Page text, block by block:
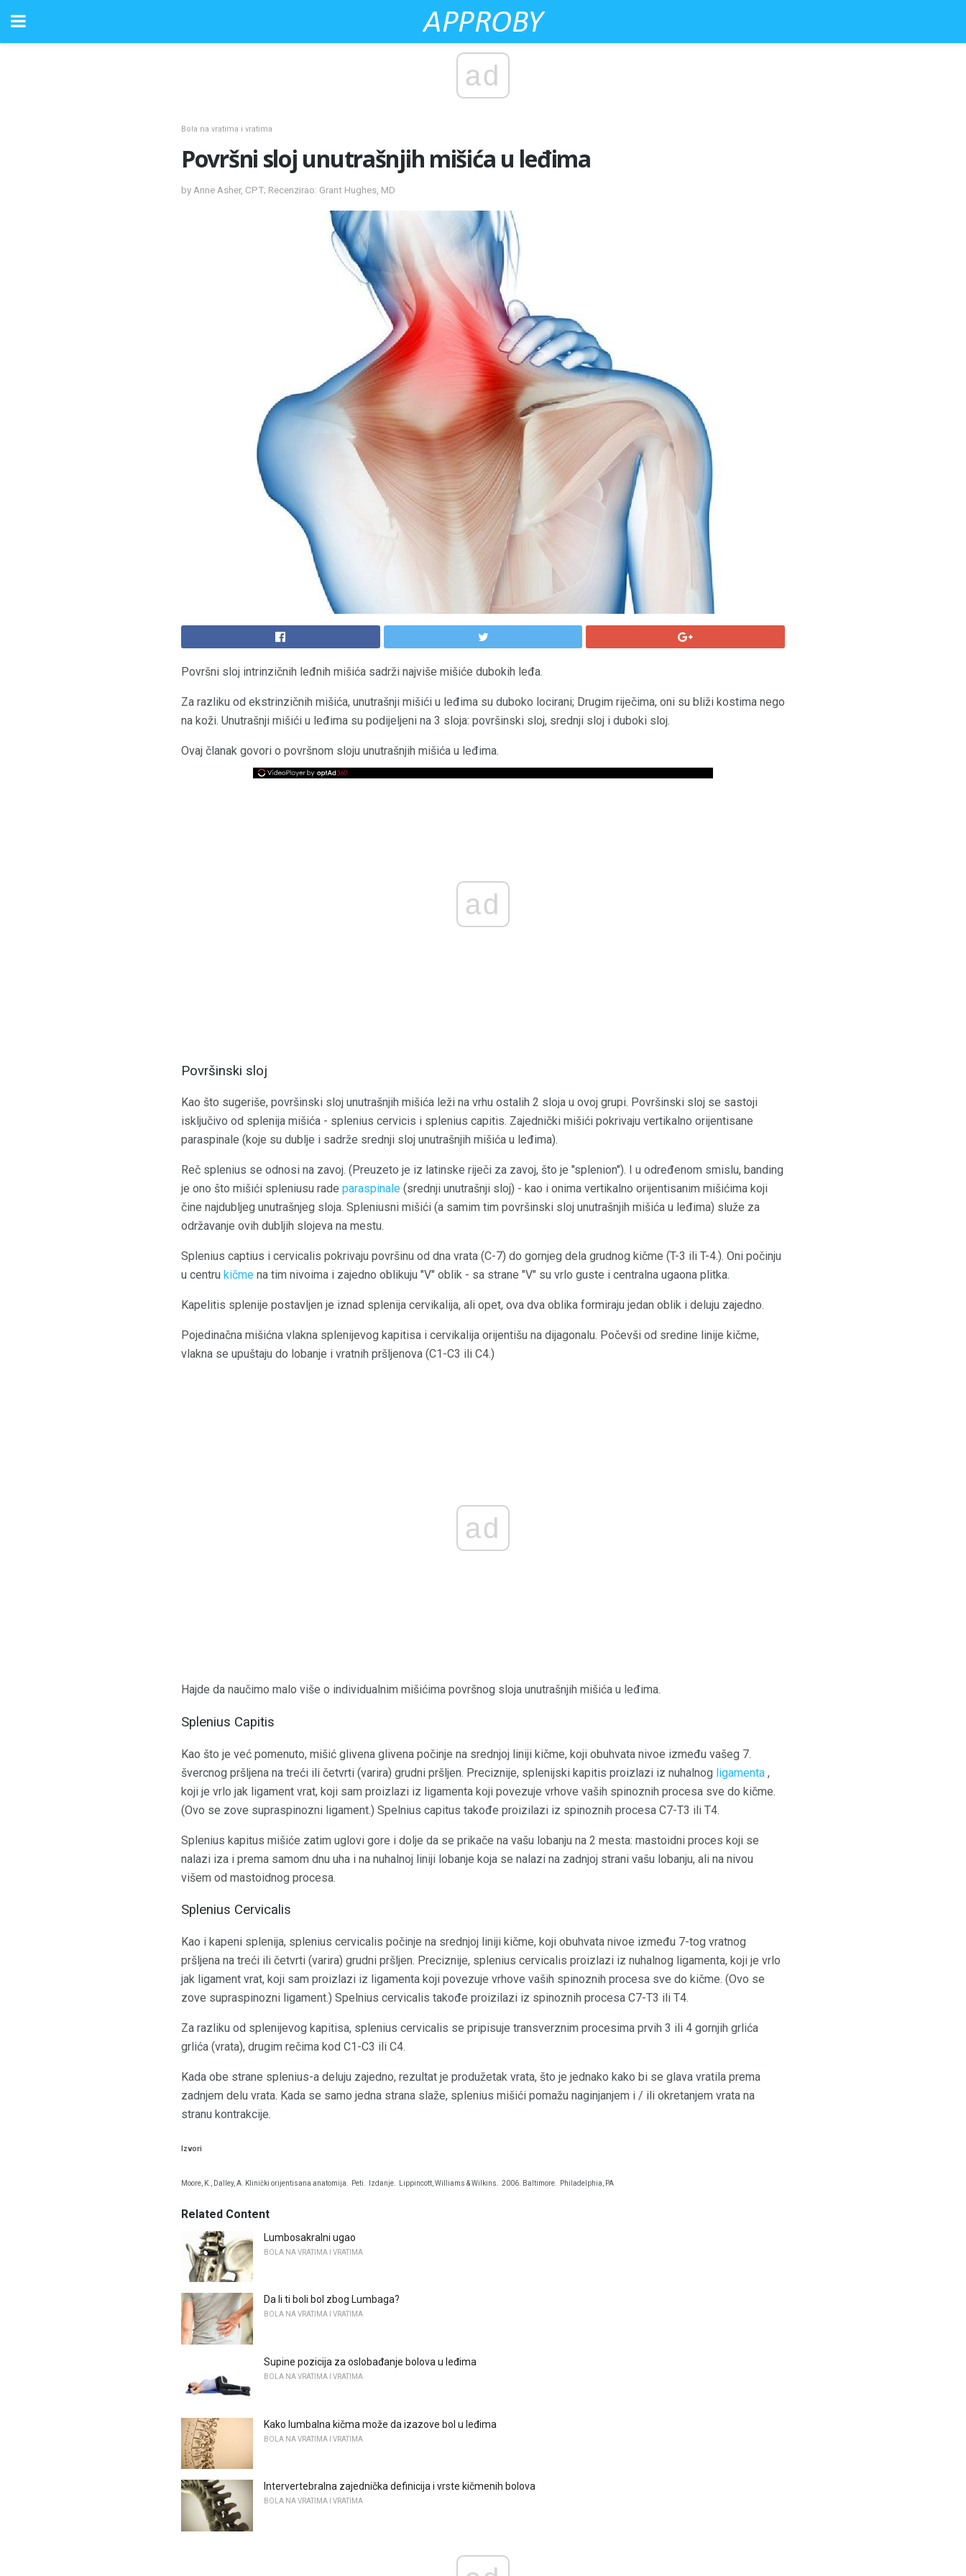
ad
Bola na vratima i vratima
Površni sloj unutrašnjih mišića u leđima
by Anne Asher, CPT; Recenzirao: Grant Hughes, MD
Površni sloj intrinzičnih leđnih mišića sadrži najviše mišiće dubokih leđa.
Za razliku od ekstrinzičnih mišića, unutrašnji mišići u leđima su duboko locirani; Drugim riječima, oni su bliži kostima nego
na koži. Unutrašnji mišići u leđima su podijeljeni na 3 sloja: površinski sloj, srednji sloj i duboki sloj.
Ovaj članak govori o površnom sloju unutrašnjih mišića u leđima.
ad
Površinski sloj
Kao što sugeriše, površinski sloj unutrašnjih mišića leži na vrhu ostalih 2 sloja u ovoj grupi. Površinski sloj se sastoji
isključivo od splenija mišića - splenius cervicis i splenius capitis. Zajednički mišići pokrivaju vertikalno orijentisane
paraspinale (koje su dublje i sadrže srednji sloj unutrašnjih mišića u leđima).
Reč splenius se odnosi na zavoj. (Preuzeto je iz latinske riječi za zavoj, što je "splenion"). I u određenom smislu, banding
je ono što mišići spleniusu rade paraspinale (srednji unutrašnji sloj) - kao i onima vertikalno orijentisanim mišićima koji
čine najdubljeg unutrašnjeg sloja. Spleniusni mišići (a samim tim površinski sloj unutrašnjih mišića u leđima) služe za
održavanje ovih dubljih slojeva na mestu.
Splenius captius i cervicalis pokrivaju površinu od dna vrata (C-7) do gornjeg dela grudnog kičme (T-3 ili T-4.). Oni počinju
u centru kičme na tim nivoima i zajedno oblikuju "V" oblik - sa strane "V" su vrlo guste i centralna ugaona plitka.
Kapelitis splenije postavljen je iznad splenija cervikalija, ali opet, ova dva oblika formiraju jedan oblik i deluju zajedno.
Pojedinačna mišićna vlakna splenijevog kapitisa i cervikalija orijentišu na dijagonalu. Počevši od sredine linije kičme,
vlakna se upuštaju do lobanje i vratnih pršljenova (C1-C3 ili C4.)
ad
Hajde da naučimo malo više o individualnim mišićima površnog sloja unutrašnjih mišića u leđima.
Splenius Capitis
Kao što je već pomenuto, mišić glivena glivena počinje na srednjoj liniji kičme, koji obuhvata nivoe između vašeg 7.
švercnog pršljena na treći ili četvrti (varira) grudni pršljen. Preciznije, splenijski kapitis proizlazi iz nuhalnog ligamenta ,
koji je vrlo jak ligament vrat, koji sam proizlazi iz ligamenta koji povezuje vrhove vaših spinoznih procesa sve do kičme.
(Ovo se zove supraspinozni ligament.) Spelnius capitus takođe proizilazi iz spinoznih procesa C7-T3 ili T4.
Splenius kapitus mišiće zatim uglovi gore i dolje da se prikače na vašu lobanju na 2 mesta: mastoidni proces koji se
nalazi iza i prema samom dnu uha i na nuhalnoj liniji lobanje koja se nalazi na zadnjoj strani vašu lobanju, ali na nivou
višem od mastoidnog procesa.
Splenius Cervicalis
Kao i kapeni splenija, splenius cervicalis počinje na srednjoj liniji kičme, koji obuhvata nivoe između 7-tog vratnog
pršljena na treći ili četvrti (varira) grudni pršljen. Preciznije, splenius cervicalis proizlazi iz nuhalnog ligamenta, koji je vrlo
jak ligament vrat, koji sam proizlazi iz ligamenta koji povezuje vrhove vaših spinoznih procesa sve do kičme. (Ovo se
zove supraspinozni ligament.) Spelnius cervicalis takođe proizilazi iz spinoznih procesa C7-T3 ili T4.
Za razliku od splenijevog kapitisa, splenius cervicalis se pripisuje transverznim procesima prvih 3 ili 4 gornjih grlića
grlića (vrata), drugim rečima kod C1-C3 ili C4.
Kada obe strane splenius-a deluju zajedno, rezultat je produžetak vrata, što je jednako kako bi se glava vratila prema
zadnjem delu vrata. Kada se samo jedna strana slaže, splenius mišići pomažu naginjanjem i / ili okretanjem vrata na
stranu kontrakcije.
Izvori
Moore, K., Dalley, A. Klinički orijentisana anatomija. Peti. Izdanje. Lippincott, Williams & Wilkins. 2006. Baltimore. Philadelphia, PA
Related Content
Lumbosakralni ugao
BOLA NA VRATIMA I VRATIMA
Da li ti boli bol zbog Lumbaga?
BOLA NA VRATIMA I VRATIMA
Supine pozicija za oslobađanje bolova u leđima
BOLA NA VRATIMA I VRATIMA
Kako lumbalna kičma može da izazove bol u leđima
BOLA NA VRATIMA I VRATIMA
Intervertebralna zajednička definicija i vrste kičmenih bolova
BOLA NA VRATIMA I VRATIMA